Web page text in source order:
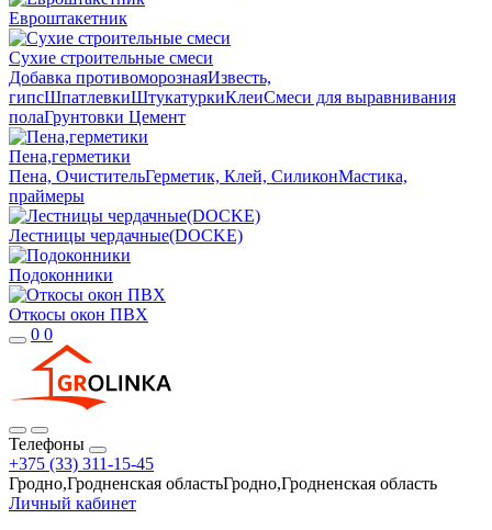
Евроштакетник
Сухие строительные смеси
Добавка противоморознаяИзвесть,
гипсШпатлевкиШтукатуркиКлеиСмеси для выравнивания
полаГрунтовки Цемент
Пена,герметики
Пена, ОчистительГерметик, Клей, СиликонМастика,
праймеры
Лестницы чердачные(DOCKE)
Подоконники
Откосы окон ПВХ
0 0
Телефоны
+375 (33) 311-15-45
Гродно,Гродненская областьГродно,Гродненская область
Личный кабинет